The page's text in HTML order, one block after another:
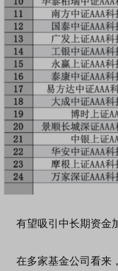
有望吸引中长期资金
在多家基金公司看来，